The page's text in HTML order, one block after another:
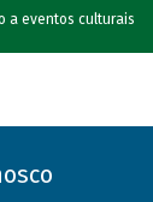
a eventos culturais